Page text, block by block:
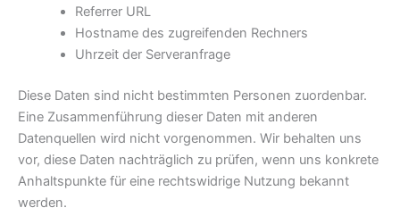
Referrer URL
Hostname des zugreifenden Rechners
Uhrzeit der Serveranfrage
Diese Daten sind nicht bestimmten Personen zuordenbar.
Eine Zusammenführung dieser Daten mit anderen
Datenquellen wird nicht vorgenommen. Wir behalten uns
vor, diese Daten nachträglich zu prüfen, wenn uns konkrete
Anhaltspunkte für eine rechtswidrige Nutzung bekannt
werden.